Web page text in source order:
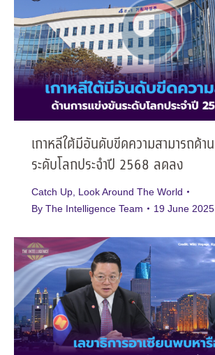
เกาหลีใต้มีอันดับขีดความสามารถด้า
ระดับโลกประจำปี 2568 ลดลง
Catch Up Look Around The World
By The Intelligence Team 19 June 2025